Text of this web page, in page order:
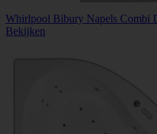
Whirlpool Bibury Napels Combi
Bekijken